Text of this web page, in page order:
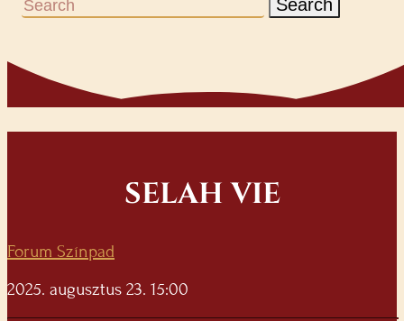
Search
SELAH VIE
Forum Színpad
2025. augusztus 23. 15:00